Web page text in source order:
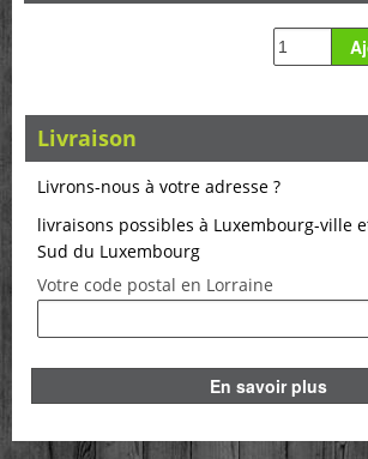
Livraison
Livrons-nous à votre adresse ?
livraisons possibles à Luxembourg-ville
Sud du Luxembourg
Votre code postal en Lorraine
En savoir plus